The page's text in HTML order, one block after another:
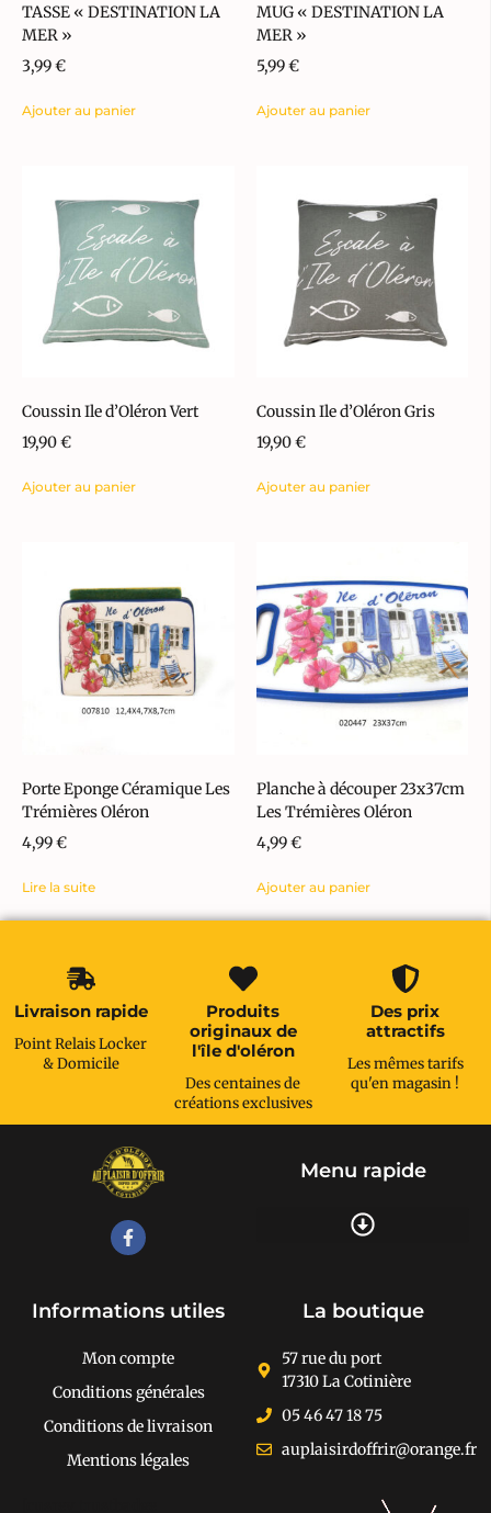
TASSE « DESTINATION LA
MER »
3,99€
Ajouter au panier
MUG « DESTINATION LA
MER »
5,99€
Ajouter au panier
Coussin Ile d’Oléron Vert
19,90€
Ajouter au panier
Coussin Ile d’Oléron Gris
19,90€
Ajouter au panier
Porte Eponge Céramique Les
Trémières Oléron
4,99€
Lire la suite
Planche à découper 23x37cm
Les Trémières Oléron
4,99€
Ajouter au panier
Livraison rapide
Point Relais Locker
& Domicile
Produits
originaux de
l'île d'oléron
Des centaines de
créations exclusives
Des prix
attractifs
Les mêmes tarifs
qu'en magasin !
Menu rapide
Informations utiles
Mon compte
Conditions générales
Conditions de livraison
Mentions légales
La boutique
57 rue du port
17310 La Cotinière
05 46 47 18 75
auplaisirdoffrir@orange.fr